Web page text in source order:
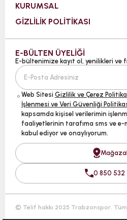
KURUMSAL
GİZLİLİK POLİTİKASI
E-BÜLTEN ÜYELİĞİ
E-bültenimize kayıt ol, yenilikleri ve
Web Sitesi Gizlilik ve Çerez
İşlenmesi ve Veri Güvenliği
kapsamda kişisel verilerimin
faaliyetlerinin tarafıma sms ve e-
kabul ediyor ve onaylıyorum.
0 850 532
© Telif hakkı 2025 Trabzonspor. Tüm